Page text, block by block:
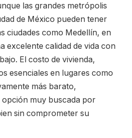
las grandes metrópolis
de México pueden tener
ciudades como Medellín, en
excelente calidad de vida con
El costo de vivienda,
esenciales en lugares como
más barato,
muy buscada por
sin comprometer su